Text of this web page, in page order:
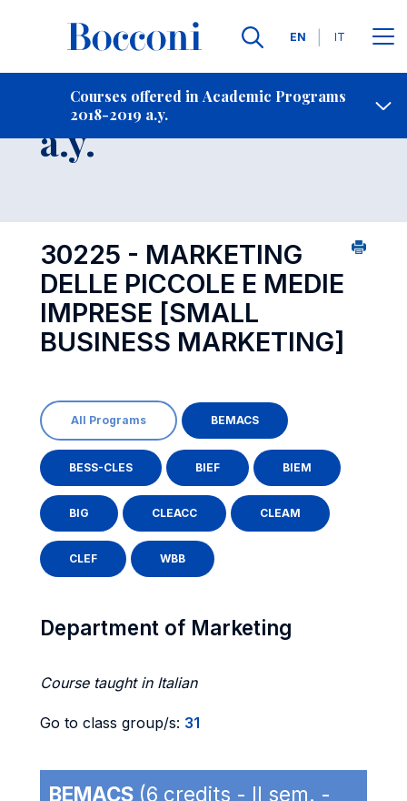
Languages
EN IT
Courses offered in Academic Programs
2018-2019 a.y.
Contact Us
Course 2018-2019
a.y.
30225 - MARKETING
DELLE PICCOLE E MEDIE
IMPRESE [SMALL
BUSINESS MARKETING]
All Programs BEMACS
BESS-CLES BIEF BIEM
BIG CLEACC CLEAM
CLEF WBB
Department of Marketing
Course taught in Italian
Go to class group/s: 31
BEMACS (6 credits - II sem. -